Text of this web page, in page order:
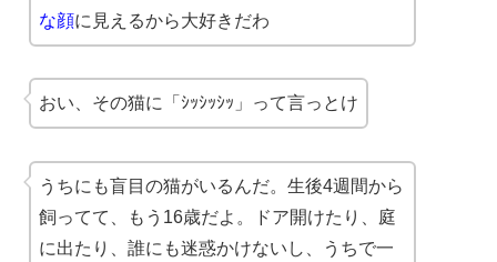
な顔に見えるから大好きだわ
おい、その猫に「ｼｯｼｯｼｯ」って言っとけ
うちにも盲目の猫がいるんだ。生後4週間から
飼ってて、もう16歳だよ。ドア開けたり、庭
に出たり、誰にも迷惑かけないし、うちで一